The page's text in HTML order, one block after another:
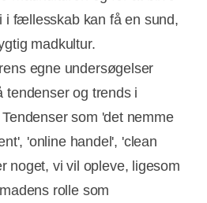
i fællesskab kan få en sund,
madkultur.
egne undersøgelser
tendenser og trends i
som 'det nemme
'online handel', 'clean
noget, vi vil opleve, ligesom
rolle som